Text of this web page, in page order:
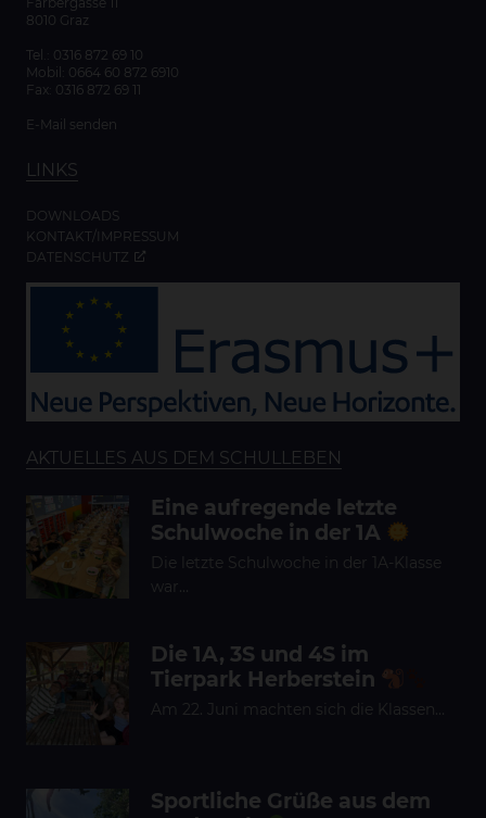
8010 Graz
Tel.: 0316 872 69 10
Mobil: 0664 60 872 6910
Fax: 0316 872 69 11
E-Mail senden
LINKS
DOWNLOADS
KONTAKT/IMPRESSUM
DATENSCHUTZ
AKTUELLES AUS DEM SCHULLEBEN
Eine aufregende letzte
Schulwoche in der 1A
Die letzte Schulwoche in der 1A-Klasse
war…
Die 1A, 3S und 4S im
Tierpark Herberstein
Am 22. Juni machten sich die Klassen…
Sportliche Grüße aus dem